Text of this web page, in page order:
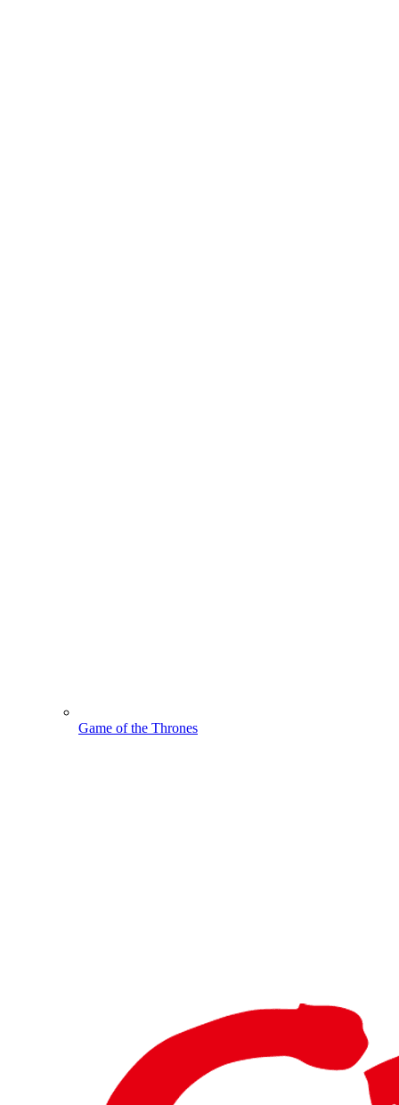
Game of the Thrones